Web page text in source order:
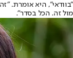
"בוודאי", היא אומרת.
מול זה. הכל בסדר".